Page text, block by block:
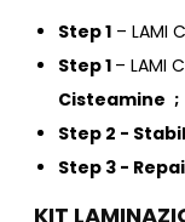
Step 1 – LAMI
Step 1 – LAMI
Cisteamine ;
Step 2 -
Step 3 -
KIT